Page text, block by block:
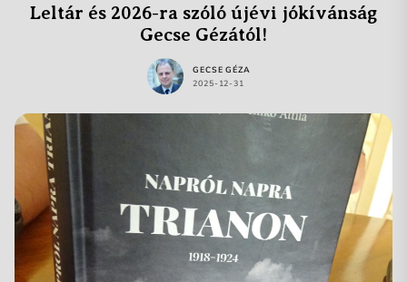
Leltár és 2026-ra szóló újévi jókívánság
Gecse Gézától!
GECSE GÉZA
2025-12-31